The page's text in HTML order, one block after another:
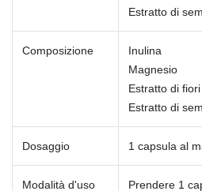
Estratto di
Composizione
Inulina
Magnesio
Estratto di
Estratto di
Dosaggio 1 capsula al
Modalità d'uso Prendere 1